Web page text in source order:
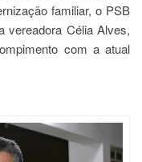
familiar, o PSB
vereadora Célia Alves,
com a atual